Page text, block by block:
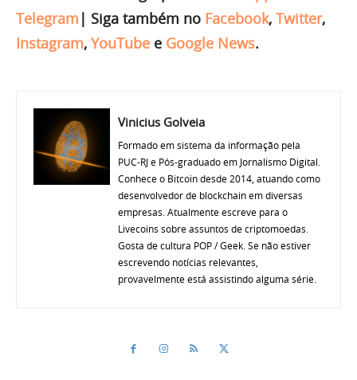
Telegram | Siga também no Facebook, Twitter,
Instagram, YouTube e Google News.
Vinicius Golveia
Formado em sistema da informação pela
PUC-RJ e Pós-graduado em Jornalismo Digital.
Conhece o Bitcoin desde 2014, atuando como
desenvolvedor de blockchain em diversas
empresas. Atualmente escreve para o
Livecoins sobre assuntos de criptomoedas.
Gosta de cultura POP / Geek. Se não estiver
escrevendo notícias relevantes,
provavelmente está assistindo alguma série.